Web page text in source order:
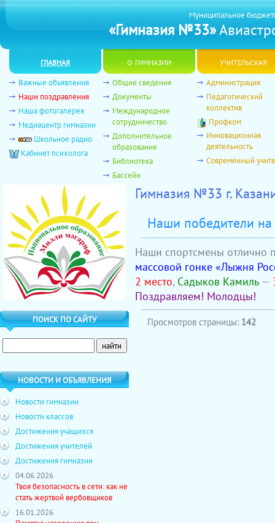
Муниципальное
«Гимназия №33»
главная о гимназии учительская
Важные объявления
Наши поздравления
Наша фотогалерея
Медиацентр гимназии
Школьное радио
Кабинет психолога
Общие сведения
Документы
Международное
сотрудничество
Дополнительное
образование
Библиотека
Бассейн
Администрация
Педагогический
коллектив
Профком
Инновационная
деятельность
Современный
ПОИСК ПО САЙТУ
НОВОСТИ И ОБЪЯВЛЕНИЯ
Новости гимназии
Новости классов
Достижения учащихся
Достижения учителей
Достижения гимназии
04.06.2026
Твоя безопасность в сети: как не
стать жертвой вербовщиков
16.01.2026
Гимназия №33 г.
Наши победители
Наши спортсмены отлично
массовой гонке «Лыжня
2 место, Садыков Камиль —
Поздравляем! Молодцы!
Просмотров страницы: 142